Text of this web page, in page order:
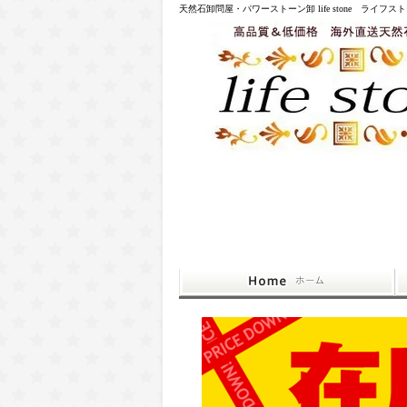
天然石卸問屋・パワーストーン卸 life stone ライフス